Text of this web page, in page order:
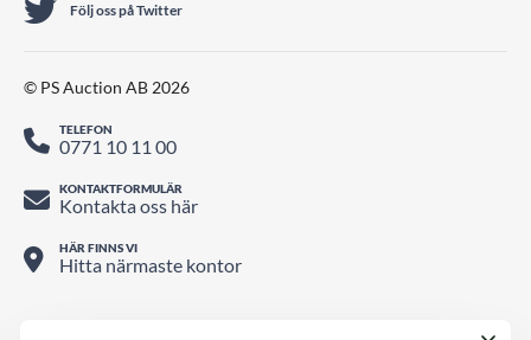
Följ oss på Twitter
© PS Auction AB 2026
TELEFON
0771 10 11 00
KONTAKTFORMULÄR
Kontakta oss här
HÄR FINNS VI
Hitta närmaste kontor